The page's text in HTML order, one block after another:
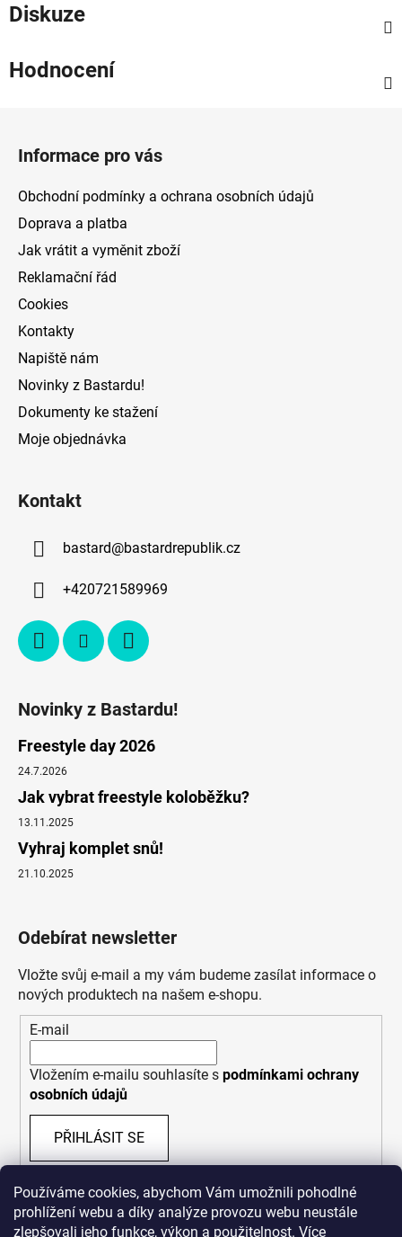
Používáme cookies, abychom Vám umožnili pohodlné
prohlížení webu a díky analýze provozu webu neustále
zlepšovali jeho funkce, výkon a použitelnost. Více
Diskuze
Hodnocení
Informace pro vás
Obchodní podmínky a ochrana osobních údajů
Doprava a platba
Jak vrátit a vyměnit zboží
Reklamační řád
Cookies
Kontakty
Napiště nám
Novinky z Bastardu!
Dokumenty ke stažení
Moje objednávka
Kontakt
bastard@bastardrepublik.cz
+420721589969
Novinky z Bastardu!
Freestyle day 2026
24.7.2026
Jak vybrat freestyle koloběžku?
13.11.2025
Vyhraj komplet snů!
21.10.2025
Odebírat newsletter
Vložte svůj e-mail a my vám budeme zasílat informace o
nových produktech na našem e-shopu.
E-mail
Vložením e-mailu souhlasíte s podmínkami ochrany
osobních údajů
PŘIHLÁSIT SE